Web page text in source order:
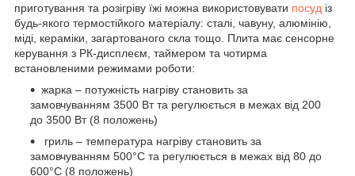
приготування та розігріву їжі можна використовувати посуд із
будь-якого термостійкого матеріалу: сталі, чавуну, алюмінію,
міді, кераміки, загартованого скла тощо. Плита має сенсорне
керування з РК-дисплеєм, таймером та чотирма
встановленими режимами роботи:
жарка – потужність нагріву становить за
замовчуванням 3500 Вт та регулюється в межах від 200
до 3500 Вт (8 положень)
гриль – температура нагріву становить за
замовчуванням 500°С та регулюється в межах від 80 до
600°С (8 положень)